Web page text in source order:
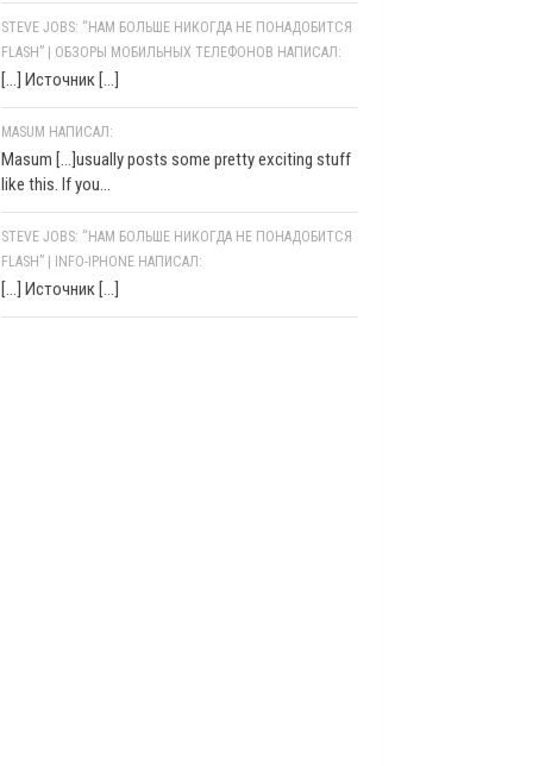
STEVE JOBS: “НАМ БОЛЬШЕ НИКОГДА НЕ ПОНАДОБИТСЯ
FLASH” | ОБЗОРЫ МОБИЛЬНЫХ ТЕЛЕФОНОВ НАПИСАЛ:
[…] Источник […]
MASUM НАПИСАЛ:
Masum [...]usually posts some pretty exciting stuff
like this. If you...
STEVE JOBS: “НАМ БОЛЬШЕ НИКОГДА НЕ ПОНАДОБИТСЯ
FLASH” | INFO-IPHONE НАПИСАЛ:
[…] Источник […]